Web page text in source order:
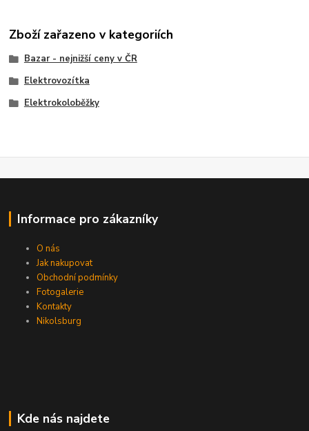
Zboží zařazeno v kategoriích
Bazar - nejnižší ceny v ČR
Elektrovozítka
Elektrokoloběžky
Informace pro zákazníky
O nás
Jak nakupovat
Obchodní podmínky
Fotogalerie
Kontakty
Nikolsburg
Kde nás najdete